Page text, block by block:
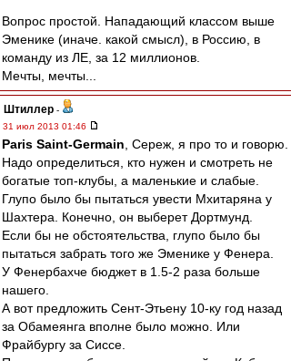
Вопрос простой. Нападающий классом выше
Эменике (иначе. какой смысл), в Россию, в
команду из ЛЕ, за 12 миллионов.
Мечты, мечты...
Штиллер -
31 июл 2013 01:46
Paris Saint-Germain , Сереж, я про то и говорю.
Надо определиться, кто нужен и смотреть не
богатые топ-клубы, а маленькие и слабые.
Глупо было бы пытаться увести Мхитаряна у
Шахтера. Конечно, он выберет Дортмунд.
Если бы не обстоятельства, глупо было бы
пытаться забрать того же Эменике у Фенера.
У Фенербахче бюджет в 1.5-2 раза больше
нашего.
А вот предложить Сент-Этьену 10-ку год назад
за Обамеянга вполне было можно. Или
Фрайбургу за Сиссе.